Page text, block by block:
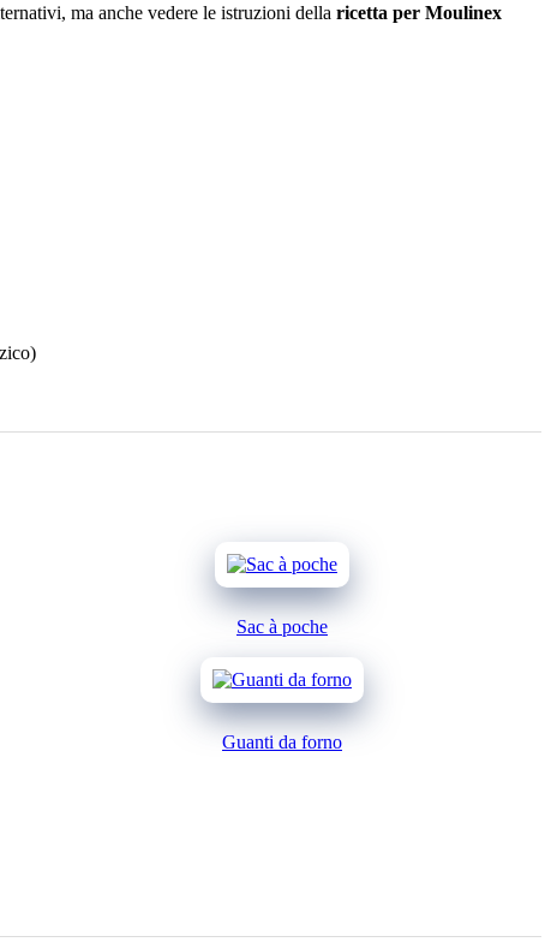
ma anche vedere le istruzioni della ricetta per Moulinex
Sac à poche
Guanti da forno